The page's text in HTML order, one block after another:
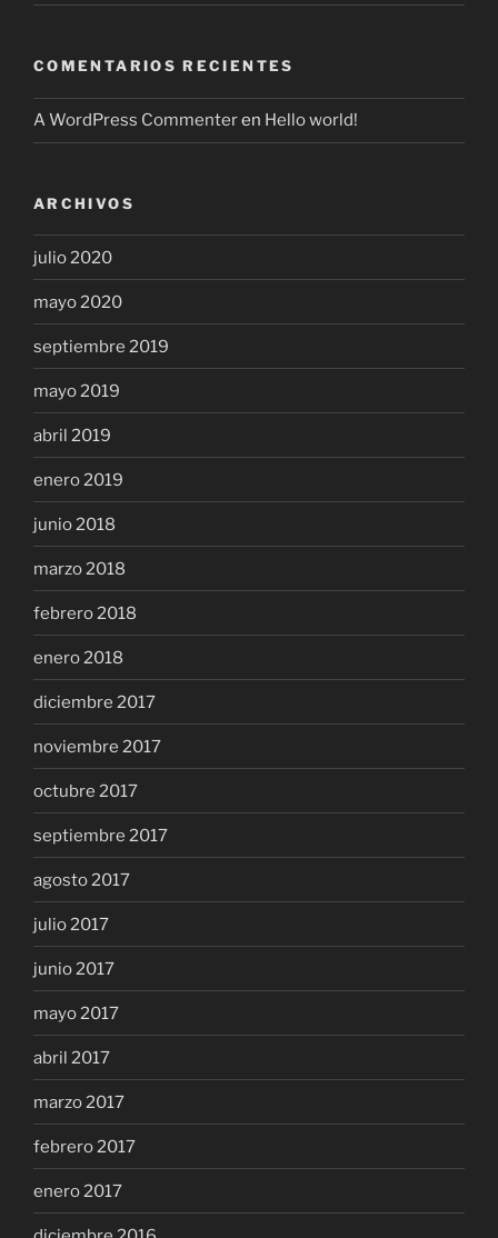
COMENTARIOS RECIENTES
A WordPress Commenteren Hello world!
ARCHIVOS
julio 2020
mayo 2020
septiembre 2019
mayo 2019
abril 2019
enero 2019
junio 2018
marzo 2018
febrero 2018
enero 2018
diciembre 2017
noviembre 2017
octubre 2017
septiembre 2017
agosto 2017
julio 2017
junio 2017
mayo 2017
abril 2017
marzo 2017
febrero 2017
enero 2017